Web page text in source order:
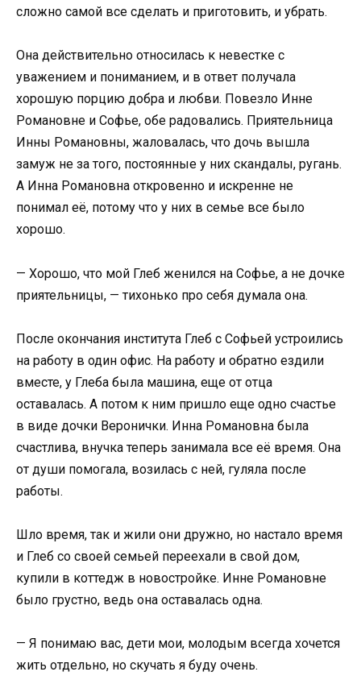
сложно самой все сделать и приготовить, и убрать.
Она действительно относилась к невестке с
уважением и пониманием, и в ответ получала
хорошую порцию добра и любви. Повезло Инне
Романовне и Софье, обе радовались. Приятельница
Инны Романовны, жаловалась, что дочь вышла
замуж не за того, постоянные у них скандалы, ругань.
А Инна Романовна откровенно и искренне не
понимал её, потому что у них в семье все было
хорошо.
— Хорошо, что мой Глеб женился на Софье, а не дочке
приятельницы, — тихонько про себя думала она.
После окончания института Глеб с Софьей устроились
на работу в один офис. На работу и обратно ездили
вместе, у Глеба была машина, еще от отца
оставалась. А потом к ним пришло еще одно счастье
в виде дочки Веронички. Инна Романовна была
счастлива, внучка теперь занимала все её время. Она
от души помогала, возилась с ней, гуляла после
работы.
Шло время, так и жили они дружно, но настало время
и Глеб со своей семьей переехали в свой дом,
купили в коттедж в новостройке. Инне Романовне
было грустно, ведь она оставалась одна.
— Я понимаю вас, дети мои, молодым всегда хочется
жить отдельно, но скучать я буду очень.